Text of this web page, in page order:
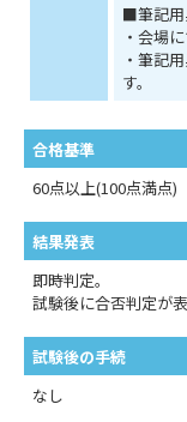
■筆記用
・会場
・筆記
す。
合格基準
60点以上(100点満点)
結果発表
即時判定。
試験後に合否判定が
試験後の手続
なし